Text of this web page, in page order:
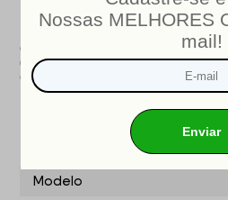
Nosso produto é certificado pelo
CERTIFICADO DE
02/2019
OCP
Especificações
Modelo